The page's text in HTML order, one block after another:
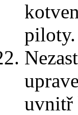
piloty.
uvnitř